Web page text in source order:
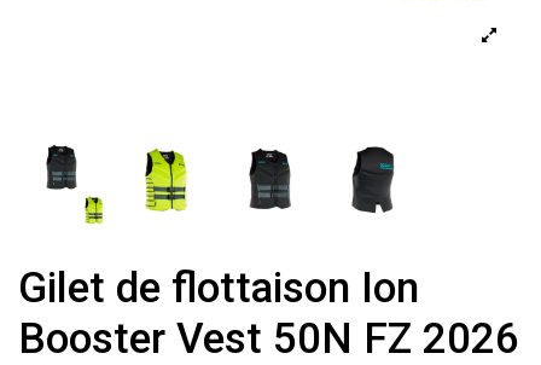
Gilet de flottaison Ion
Booster Vest 50N FZ 2026